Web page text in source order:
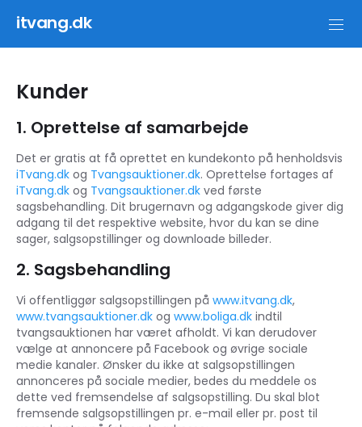
itvang.dk
Kunder
1. Oprettelse af samarbejde
Det er gratis at få oprettet en kundekonto på henholdsvis
iTvang.dkog Tvangsauktioner.dk. Oprettelse fortages af
iTvang.dkog Tvangsauktioner.dkved første
sagsbehandling. Dit brugernavn og adgangskode giver dig
adgang til det respektive website, hvor du kan se dine
sager, salgsopstillinger og downloade billeder.
2. Sagsbehandling
Vi offentliggør salgsopstillingen på www.itvang.dk,
www.tvangsauktioner.dkog www.boliga.dkindtil
tvangsauktionen har været afholdt. Vi kan derudover
vælge at annoncere på Facebook og øvrige sociale
medie kanaler. Ønsker du ikke at salgsopstillingen
annonceres på sociale medier, bedes du meddele os
dette ved fremsendelse af salgsopstilling. Du skal blot
fremsende salgsopstillingen pr. e-mail eller pr. post til